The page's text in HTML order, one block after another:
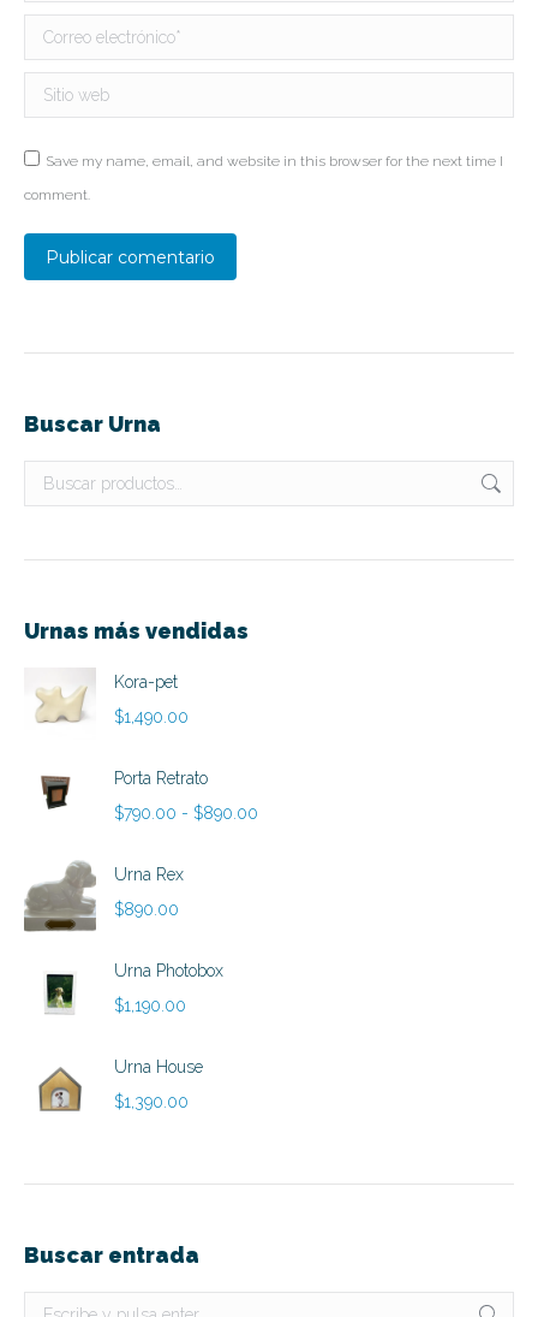
Correo electrónico *
Sitio web
Save my name, email, and website in this browser for the next time I
comment.
Publicar comentario
Buscar Urna
Urnas más vendidas
Kora-pet
$1,490.00
Porta Retrato
$790.00 - $890.00
Urna Rex
$890.00
Urna Photobox
$1,190.00
Urna House
$1,390.00
Buscar entrada
Buscar: